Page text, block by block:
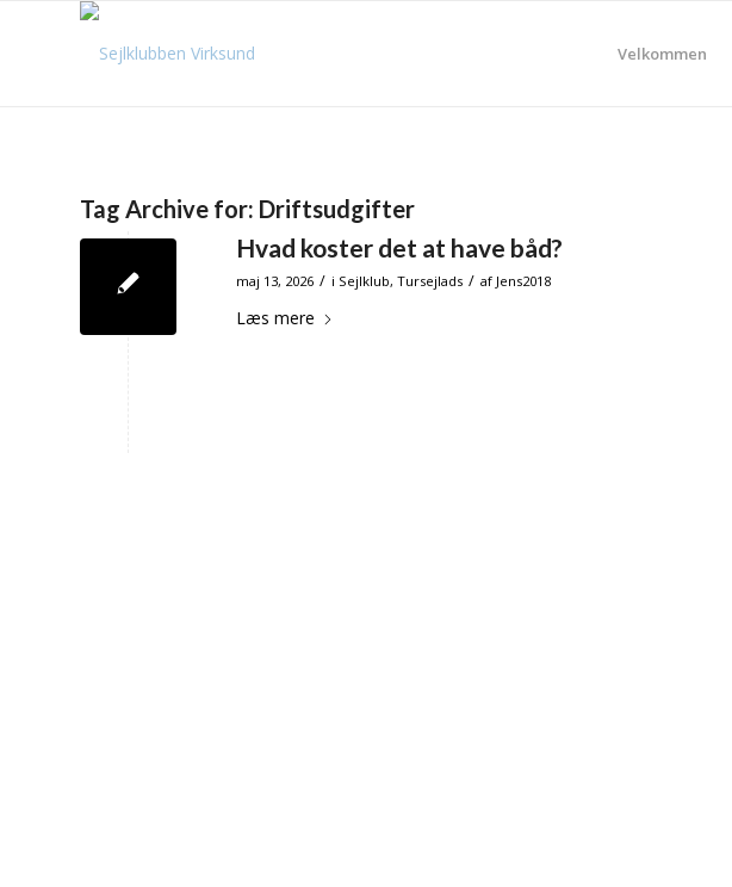
Velkommen
Tag Archive for: Driftsudgifter
Hvad koster det at have båd?
maj 13, 2026 / i Sejlklub, Tursejlads / af Jens2018
Læs mere